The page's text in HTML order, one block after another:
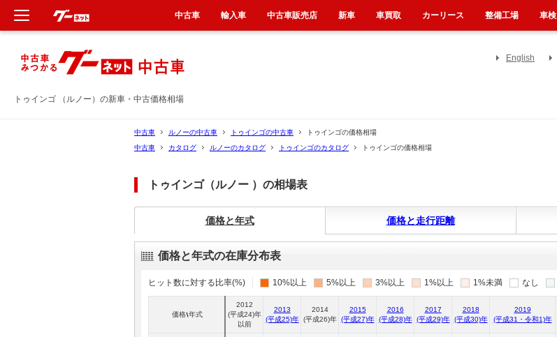
トゥインゴ （ルノー）の新車・中古価格相場
English
中古車 ルノーの中古車 トゥインゴの中古車
トゥインゴの価格相場
中古車
カタログ ルノーのカタログ トゥインゴのカタログ トゥインゴの価格相場
トゥインゴ（ルノー ）の相場表
価格と年式 価格と走行距離
価格と年式の在庫分布表
ヒット数に対する比率(%) 10%以上 5%以上 3%以上 1%以上 1%未満 なし
価格 年式
2012
(平成24)年
以前
2013
(平成25)年
2014
(平成26)年
2015
(平成27)年
2016
(平成28)年
2017
(平成29)年
2018
(平成30)年
2019
(平成31・令和1)年
中古車 輸入車 中古車販売店 新車 車買取 カーリース 整備工場 車検
新車
中古車